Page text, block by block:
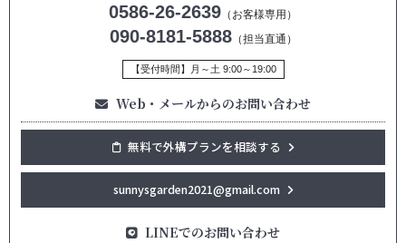
0586-26-2639 （お客様専用）
090-8181-5888（担当直通）
【受付時間】月～土 9:00～19:00
Web・メールからのお問い合わせ
無料で外構プランを相談する
sunnysgarden2021@gmail.com
LINEでのお問い合わせ